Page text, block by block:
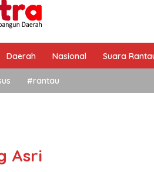
Daerah Nasional Suara
#rantau
Asri